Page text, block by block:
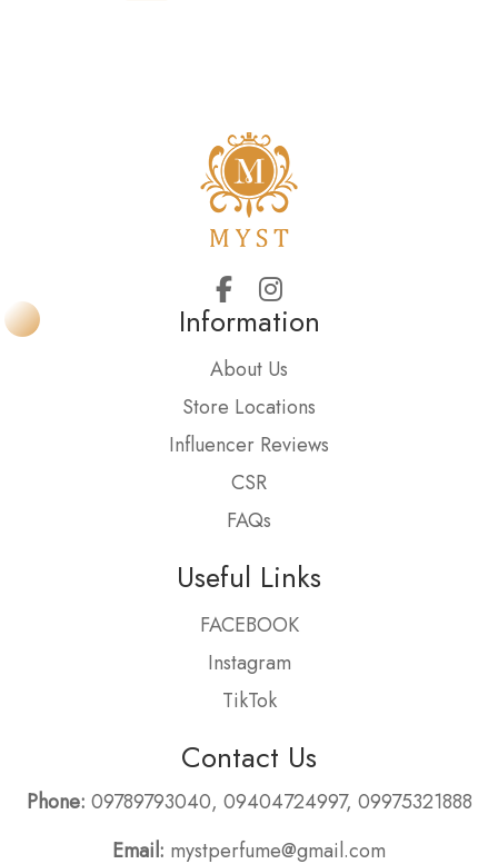
Information
About Us
Store Locations
Influencer Reviews
CSR
FAQs
Useful Links
FACEBOOK
Instagram
TikTok
Contact Us
Phone: 09789793040, 09404724997, 09975321888
Email: mystperfume@gmail.com